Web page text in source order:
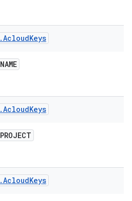
.AcloudKeys
NAME
.AcloudKeys
PROJECT
.AcloudKeys